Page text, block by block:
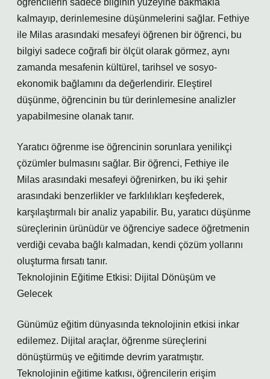
öğrencilerin sadece bilginin yüzeyine bakmakla
kalmayıp, derinlemesine düşünmelerini sağlar. Fethiye
ile Milas arasındaki mesafeyi öğrenen bir öğrenci, bu
bilgiyi sadece coğrafi bir ölçüt olarak görmez, aynı
zamanda mesafenin kültürel, tarihsel ve sosyo-
ekonomik bağlamını da değerlendirir. Eleştirel
düşünme, öğrencinin bu tür derinlemesine analizler
yapabilmesine olanak tanır.
Yaratıcı öğrenme ise öğrencinin sorunlara yenilikçi
çözümler bulmasını sağlar. Bir öğrenci, Fethiye ile
Milas arasındaki mesafeyi öğrenirken, bu iki şehir
arasındaki benzerlikler ve farklılıkları keşfederek,
karşılaştırmalı bir analiz yapabilir. Bu, yaratıcı düşünme
süreçlerinin ürünüdür ve öğrenciye sadece öğretmenin
verdiği cevaba bağlı kalmadan, kendi çözüm yollarını
oluşturma fırsatı tanır.
Teknolojinin Eğitime Etkisi: Dijital Dönüşüm ve
Gelecek
Günümüz eğitim dünyasında teknolojinin etkisi inkar
edilemez. Dijital araçlar, öğrenme süreçlerini
dönüştürmüş ve eğitimde devrim yaratmıştır.
Teknolojinin eğitime katkısı, öğrencilerin erişim